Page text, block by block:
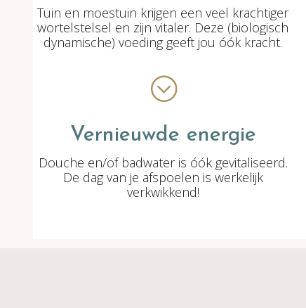
Tuin en moestuin krijgen een veel krachtiger
wortelstelsel en zijn vitaler. Deze (biologisch
dynamische) voeding geeft jou óók kracht.
;
Vernieuwde energie
Douche en/of badwater is óók gevitaliseerd.
De dag van je afspoelen is werkelijk
verkwikkend!